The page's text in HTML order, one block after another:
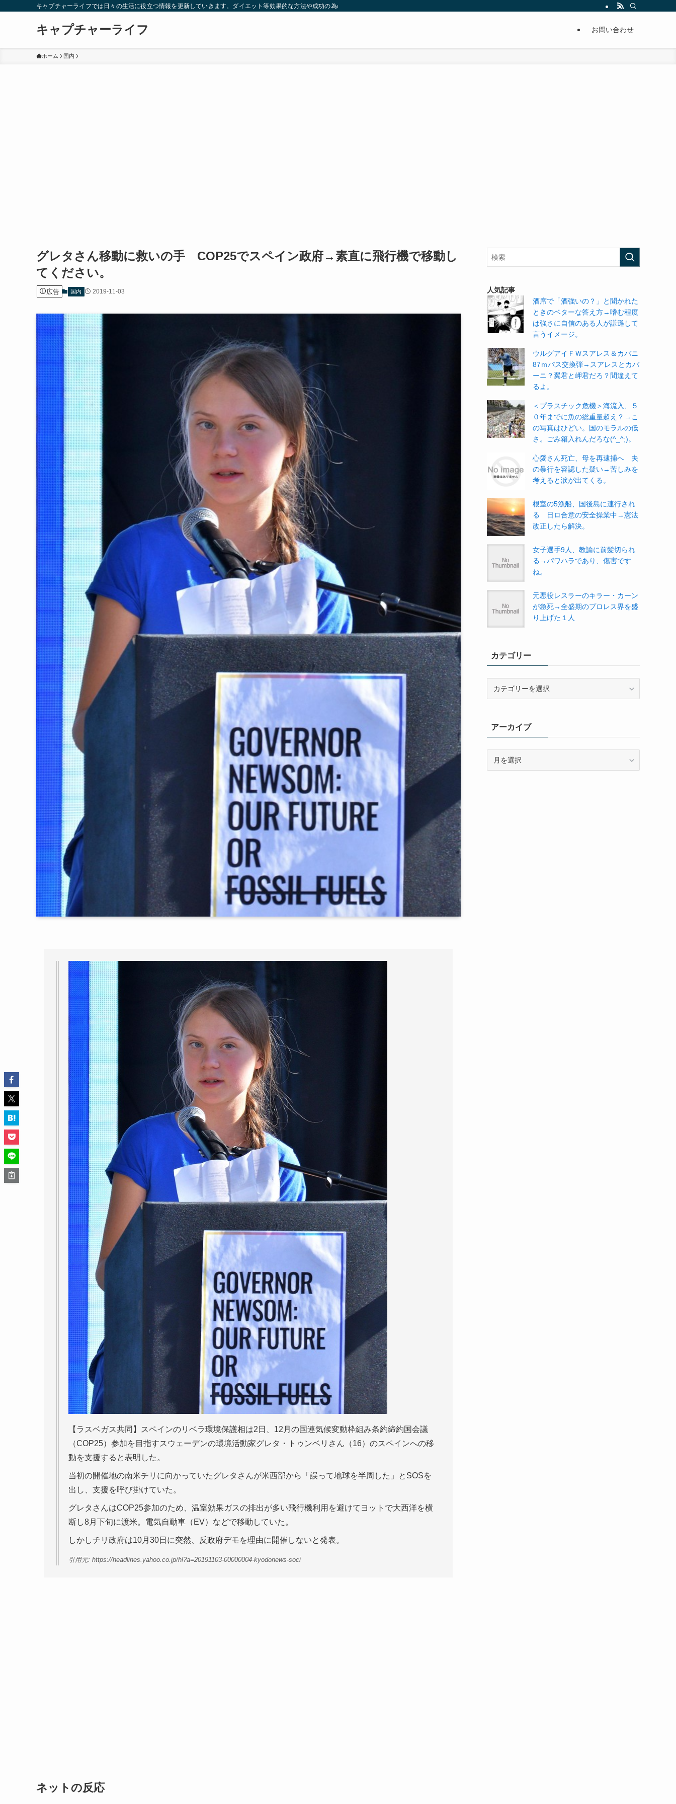
キャプチャーライフでは日々の生活に役立つ情報を更新していきます。ダイエット等効果的な方法や成功の為の秘訣等。太ったり悩んでいる方々が簡単に痩せることが出来るように分かりやすくまとめています。
キャプチャーライフ お問い合わせ
ホーム 国内
グレタさん移動に救いの手 COP25でスペイン政府→素直に飛行機で移動し
てください。
広告 国内 2019-11-03
【ラスベガス共同】スペインのリベラ環境保護相は2日、12月の国連気候変動枠組み条約締約国会議
（COP25）参加を目指すスウェーデンの環境活動家グレタ・トゥンベリさん（16）のスペインへの移
動を支援すると表明した。
当初の開催地の南米チリに向かっていたグレタさんが米西部から「誤って地球を半周した」とSOSを
出し、支援を呼び掛けていた。
グレタさんはCOP25参加のため、温室効果ガスの排出が多い飛行機利用を避けてヨットで大西洋を横
断し8月下旬に渡米。電気自動車（EV）などで移動していた。
しかしチリ政府は10月30日に突然、反政府デモを理由に開催しないと発表。
引用元: https://headlines.yahoo.co.jp/hl?a=20191103-00000004-kyodonews-soci
ネットの反応
人気記事
酒席で「酒強いの？」と聞かれた
ときのベターな答え方→嗜む程度
は強さに自信のある人が謙遜して
言うイメージ。
ウルグアイＦＷスアレス＆カバニ
87ｍパス交換弾→スアレスとカバ
ーニ？翼君と岬君だろ？間違えて
るよ。
＜プラスチック危機＞海流入、５
０年までに魚の総重量超え？→こ
の写真はひどい。国のモラルの低
さ。ごみ箱入れんだろな(^_^;)。
心愛さん死亡、母を再逮捕へ 夫
の暴行を容認した疑い→苦しみを
考えると涙が出てくる。
根室の5漁船、国後島に連行され
る 日ロ合意の安全操業中→憲法
改正したら解決。
女子選手9人、教諭に前髪切られ
る→パワハラであり、傷害です
ね。
元悪役レスラーのキラー・カーン
が急死→全盛期のプロレス界を盛
り上げた１人
カテゴリー
ーアーカイブ